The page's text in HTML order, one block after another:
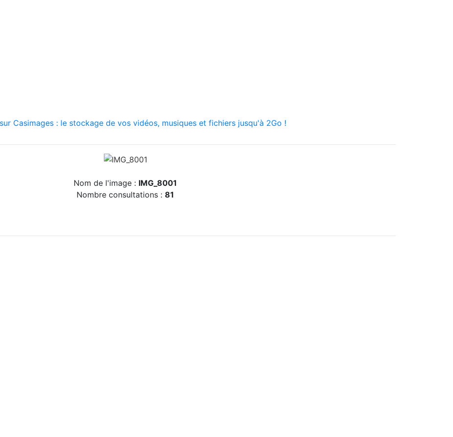
Casimages : le stockage de vos vidéos, musiques et fichiers jusqu'à 2Go !
Nom de l'image : IMG_8001
Nombre consultations : 81